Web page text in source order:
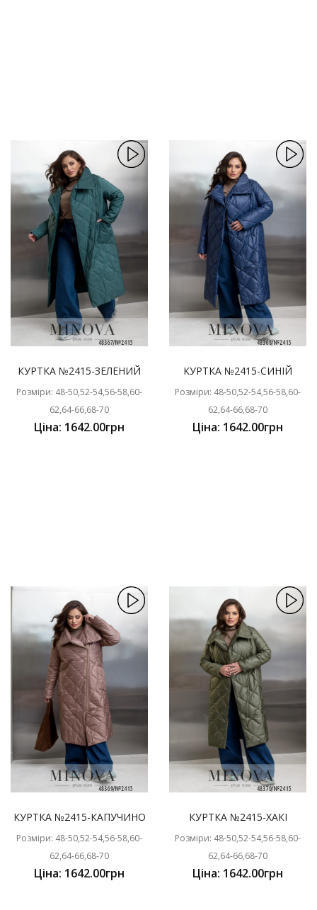
КУРТКА №2415-ЗЕЛЕНИЙ
Розміри: 48-50,52-54,56-58,60-
62,64-66,68-70
Ціна: 1642.00грн
КУРТКА №2415-СИНІЙ
Розміри: 48-50,52-54,56-58,60-
62,64-66,68-70
Ціна: 1642.00грн
КУРТКА №2415-КАПУЧИНО
Розміри: 48-50,52-54,56-58,60-
62,64-66,68-70
Ціна: 1642.00грн
КУРТКА №2415-ХАКІ
Розміри: 48-50,52-54,56-58,60-
62,64-66,68-70
Ціна: 1642.00грн